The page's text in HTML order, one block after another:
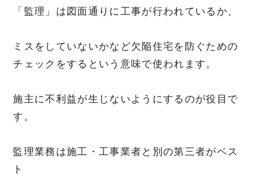
「監理」は図面通りに工事が行われているか、
ミスをしていないかなど欠陥住宅を防ぐための
チェックをするという意味で使われます。
施主に不利益が生じないようにするのが役目で
す。
監理業務は施工・工事業者と別の第三者がベス
ト